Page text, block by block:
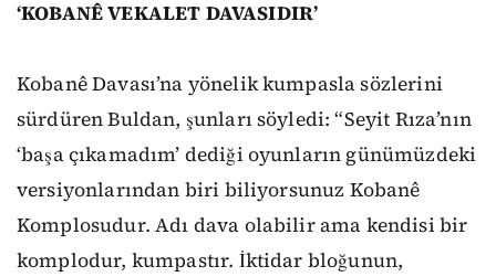
‘KOBANÊ VEKALET DAVASIDIR’
Kobanê Davası’na yönelik kumpasla sözlerini
sürdüren Buldan, şunları söyledi: “Seyit Rıza’nın
‘başa çıkamadım’ dediği oyunların günümüzdeki
versiyonlarından biri biliyorsunuz Kobanê
Komplosudur. Adı dava olabilir ama kendisi bir
komplodur, kumpastır. İktidar bloğunun,